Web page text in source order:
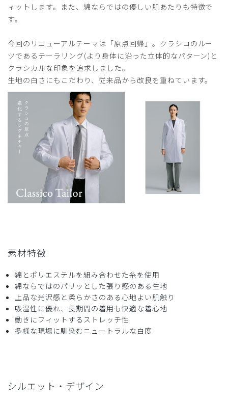
購入確認済み
2026-04-03
年齢: 身長: 171-175cm
81-85kg
サイズ感
ストレッチ感よく伸びる
伸びない
厚さ
とても薄い
夫へのプレゼント
娘たちと夫へ定年退職と再就職の記念としてプレゼントしま
シャープなラインで、痩せてみえることや、ネームが入って
いることがうれしかったようです。
ご購入者様
購入確認済み
年齢: 70代 身長: 166-170cm 体重:
ィットします。また、綿ならではの優しい肌あたりも特徴で
す。
今回のリニューアルテーマは「原点回帰」。クラシコのルー
ツであるテーラリング(より身体に沿った立体的なパターン)と
クラシカルな印象を追求しました。
生地の白さにもこだわり、従来品から改良を重ねています。
素材特徴
綿とポリエステルを組み合わせた糸を使用
綿ならではのパリッとした張り感のある生地
上品な光沢感と柔らかさのある心地よい肌触り
吸湿性に優れ、長期間の着用も快適な着心地
動きにフィットするストレッチ性
多様な現場に馴染むニュートラルな白度
シルエット・デザイン